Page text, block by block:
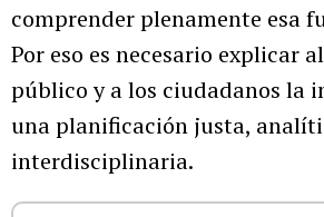
comprender plenamente esa
Por eso es necesario explicar
público y a los ciudadanos la
una planificación justa,
interdisciplinaria.